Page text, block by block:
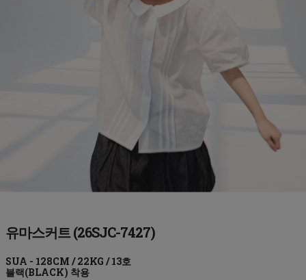
유마스커트 (26SJC-7427)
블랙(BLACK)